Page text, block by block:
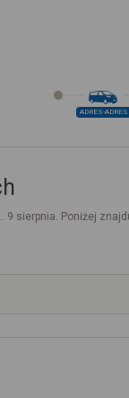
ADRES-ADRES
sierpnia. Poniżej